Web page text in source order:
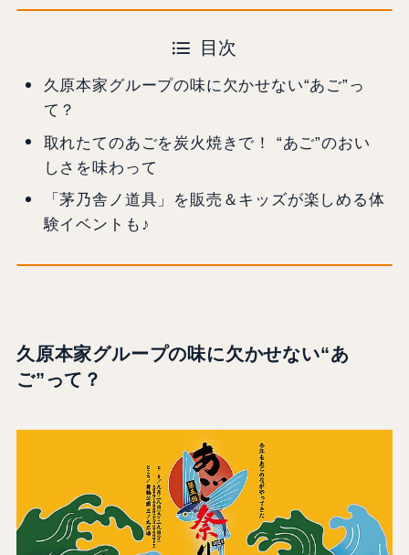
目次
久原本家グループの味に欠かせない“あご”っ
て？
取れたてのあごを炭火焼きで！ “あご”のおい
しさを味わって
「茅乃舎ノ道具」を販売＆キッズが楽しめる体
験イベントも♪
久原本家グループの味に欠かせない“あ
ご”って？